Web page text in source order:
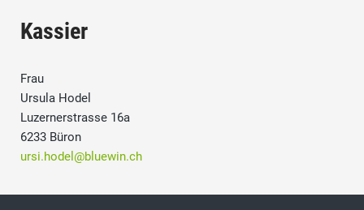
Kassier
Frau
Ursula Hodel
Luzernerstrasse 16a
6233 Büron
ursi.hodel@bluewin.ch